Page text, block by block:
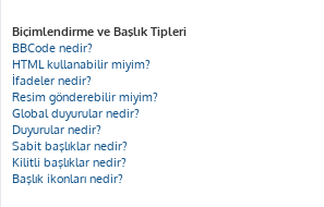
Biçimlendirme ve Başlık Tipleri
BBCode nedir?
HTML kullanabilir miyim?
İfadeler nedir?
Resim gönderebilir miyim?
Global duyurular nedir?
Duyurular nedir?
Sabit başlıklar nedir?
Kilitli başlıklar nedir?
Başlık ikonları nedir?